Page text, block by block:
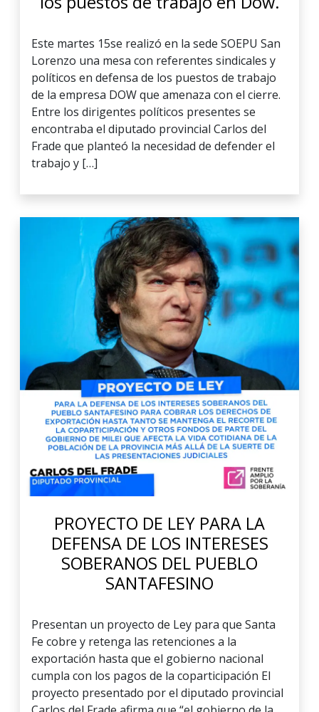
Este martes 15se realizó en la sede SOEPU San
Lorenzo una mesa con referentes sindicales y
políticos en defensa de los puestos de trabajo
de la empresa DOW que amenaza con el cierre.
Entre los dirigentes políticos presentes se
encontraba el diputado provincial Carlos del
Frade que planteó la necesidad de defender el
trabajo y […]
PROYECTO DE LEY PARA LA
DEFENSA DE LOS INTERESES
SOBERANOS DEL PUEBLO
SANTAFESINO
Presentan un proyecto de Ley para que Santa
Fe cobre y retenga las retenciones a la
exportación hasta que el gobierno nacional
cumpla con los pagos de la coparticipación El
proyecto presentado por el diputado provincial